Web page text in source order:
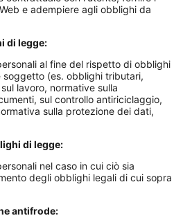
e adempiere agli obblighi da
di legge:
al fine del rispetto di obblighi
soggetto (es. obblighi tributari,
lavoro, normative sulla
sul controllo antiriciclaggio,
sulla protezione dei dati,
di legge:
nel caso in cui ciò sia
degli obblighi legali di cui sopra
antifrode: